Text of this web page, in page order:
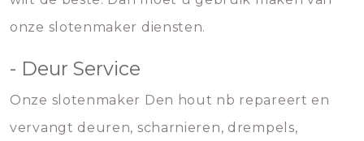
onze slotenmaker diensten.
- Deur Service
Onze slotenmaker Den hout nb repareert en
vervangt deuren, scharnieren, drempels,